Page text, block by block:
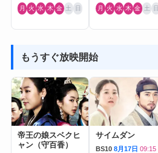
月 火 水 木 金 土 日 月 火 水 木 金 土 日
もうすぐ放映開始
帝王の娘スベクヒ
ャン（守百香）
サイムダン
BS10 8月17日 09:15